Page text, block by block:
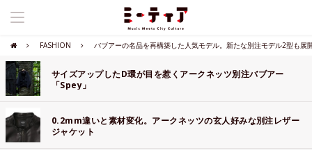
FASHION バブアーの名品を再構築した人気モデル。新たな別注モデル2型も展
サイズアップしたD環が目を惹くアークネッツ別注バブアー
「Spey」
0.2mm違いと素材変化。アークネッツの玄人好みな別注レザー
ジャケット